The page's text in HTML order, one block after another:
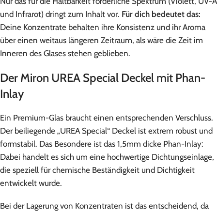
und Infrarot) dringt zum Inhalt vor. Für dich bedeutet das:
Deine Konzentrate behalten ihre Konsistenz und ihr Aroma
über einen weitaus längeren Zeitraum, als wäre die Zeit im
Inneren des Glases stehen geblieben.
Der Miron UREA Special Deckel mit Phan-
Inlay
Ein Premium-Glas braucht einen entsprechenden Verschluss.
Der beiliegende „UREA Special“ Deckel ist extrem robust und
formstabil. Das Besondere ist das 1,5mm dicke Phan-Inlay:
Dabei handelt es sich um eine hochwertige Dichtungseinlage,
die speziell für chemische Beständigkeit und Dichtigkeit
entwickelt wurde.
Bei der Lagerung von Konzentraten ist das entscheidend, da